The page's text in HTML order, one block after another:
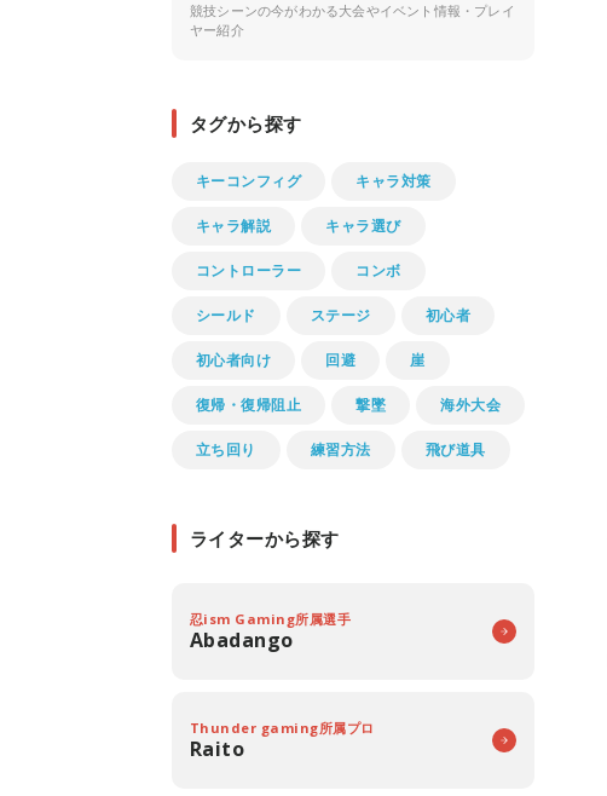
競技シーンの今がわかる大会やイベント情報・プレイ
ヤー紹介
タグから探す
キーコンフィグ キャラ対策
キャラ解説 キャラ選び
コントローラー コンボ
シールド ステージ 初心者
初心者向け 回避 崖
復帰・復帰阻止 撃墜 海外大会
立ち回り 練習方法 飛び道具
ライターから探す
忍ism Gaming所属選手
Abadango
Thunder gaming所属プロ
Raito